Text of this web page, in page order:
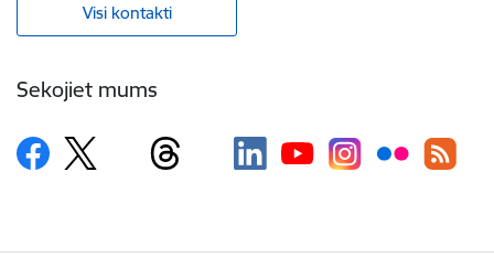
Visi kontakti
Sekojiet mums